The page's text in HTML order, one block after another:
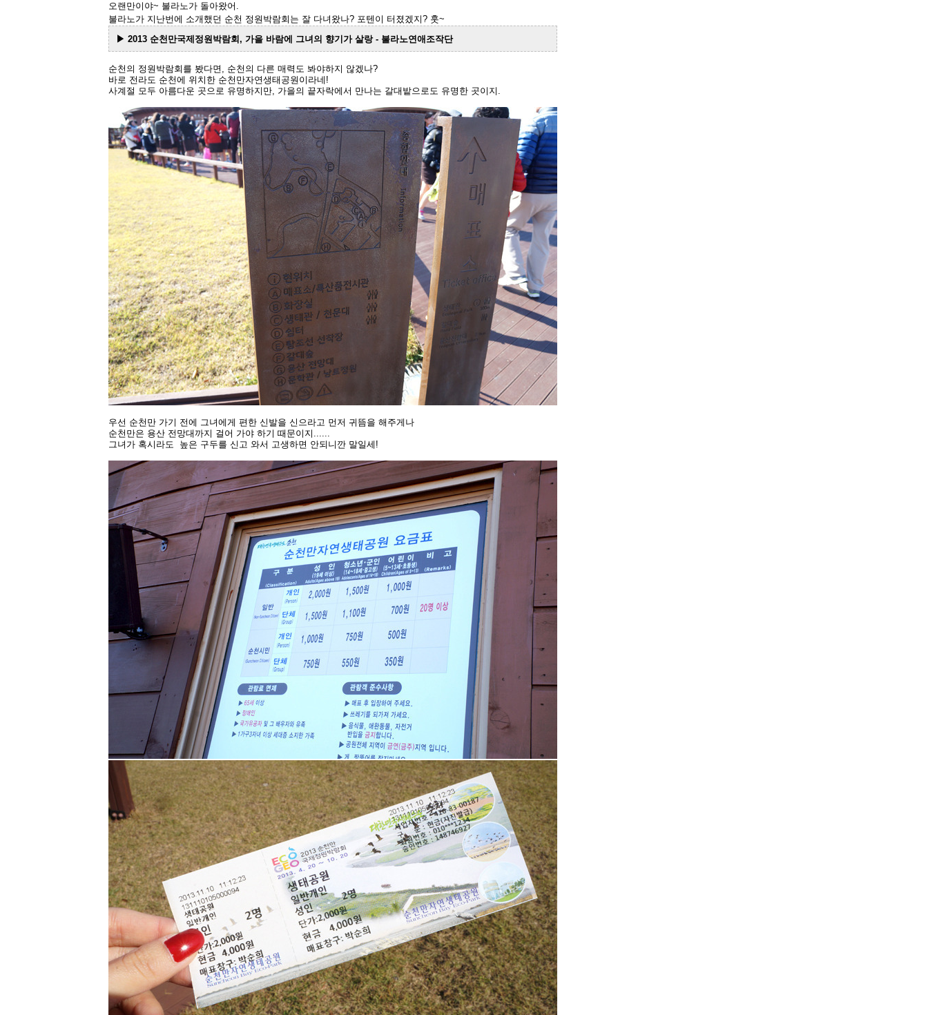
오랜만이야~ 불라노가 돌아왔어.
불라노가 지난번에 소개했던 순천 정원박람회는 잘 다녀왔나? 포텐이 터졌겠지? 훗~
▶ 2013 순천만국제정원박람회, 가을 바람에 그녀의 향기가 살랑 - 불라노연애조작단
순천의 정원박람회를 봤다면, 순천의 다른 매력도 봐야하지 않겠나?
바로 전라도 순천에 위치한 순천만자연생태공원이라네!
사계절 모두 아름다운 곳으로 유명하지만, 가을의 끝자락에서 만나는 갈대밭으로도 유명한 곳이지.
우선 순천만 가기 전에 그녀에게 편한 신발을 신으라고 먼저 귀뜸을 해주게나
순천만은 용산 전망대까지 걸어 가야 하기 때문이지......
그녀가 혹시라도 높은 구두를 신고 와서 고생하면 안되니깐 말일세!